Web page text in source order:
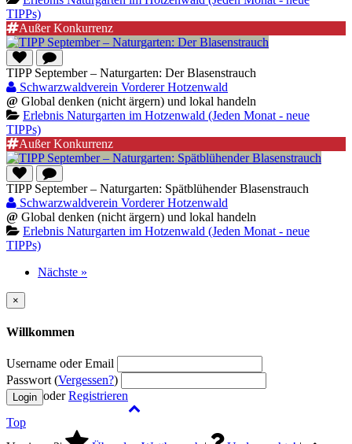
TIPPs)
Außer Konkurrenz
TIPP September – Naturgarten: Der Blasenstrauch
Schwarzwaldverein Vorderer Hotzenwald
@ Global denken (nicht ärgern) und lokal handeln
Erlebnis Naturgarten im Hotzenwald (Jeden Monat - neue
TIPPs)
Außer Konkurrenz
TIPP September – Naturgarten: Spätblühender Blasenstrauch
Schwarzwaldverein Vorderer Hotzenwald
@ Global denken (nicht ärgern) und lokal handeln
Erlebnis Naturgarten im Hotzenwald (Jeden Monat - neue
TIPPs)
Nächste »
×
Willkommen
Username oder Email
Passwort (Vergessen?)
oderRegistrieren
Top